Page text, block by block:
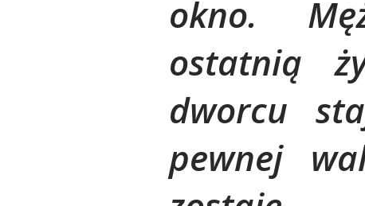
okno.
ostatnią
dworcu
pewnej